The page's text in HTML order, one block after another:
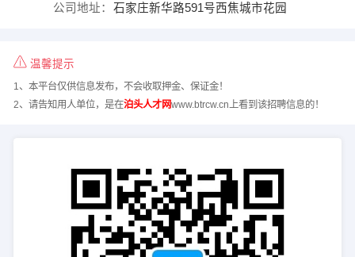
公司地址： 石家庄新华路591号西焦城市花园
温馨提示
1、本平台仅供信息发布，不会收取押金、保证金！
2、请告知用人单位，是在泊头人才网www.btrcw.cn上看到该招聘信息的！